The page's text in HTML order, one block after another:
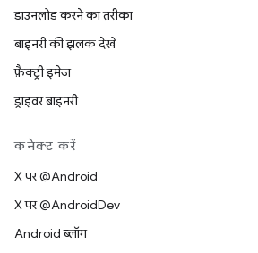
डाउनलोड करने का तरीका
बाइनरी की झलक देखें
फ़ैक्ट्री इमेज
ड्राइवर बाइनरी
कनेक्ट करें
X पर @Android
X पर @AndroidDev
Android ब्लॉग